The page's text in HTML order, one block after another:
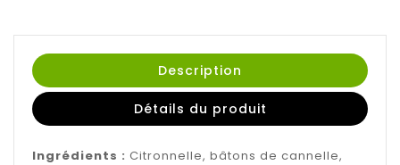
Description
Détails du produit
Ingrédients : Citronnelle, bâtons de cannelle,